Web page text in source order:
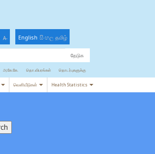
A- English සිංහල தமிழ்
அ.கே.கே. தொ.விபரங்கள் தொடர்புகளுக்கு
வெளியீடுகள் Health Statistics